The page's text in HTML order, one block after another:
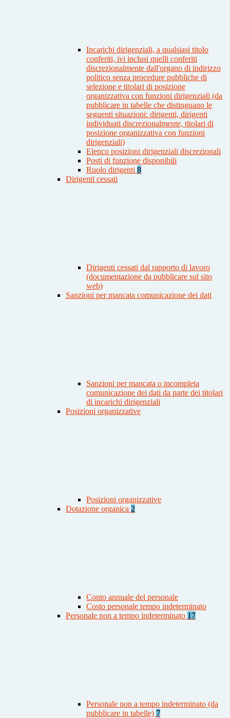
Incarichi dirigenziali, a qualsiasi titolo
conferiti, ivi inclusi quelli conferiti
discrezionalmente dall'organo di indirizzo
politico senza procedure pubbliche di
selezione e titolari di posizione
organizzativa con funzioni dirigenziali (da
pubblicare in tabelle che distinguano le
seguenti situazioni: dirigenti, dirigenti
individuati discrezionalmente, titolari di
posizione organizzativa con funzioni
dirigenziali)
Elenco posizioni dirigenziali discrezionali
Posti di funzione disponibili
Ruolo dirigenti 8
Dirigenti cessati
Dirigenti cessati dal rapporto di lavoro
(documentazione da pubblicare sul sito
web)
Sanzioni per mancata comunicazione dei dati
Sanzioni per mancata o incompleta
comunicazione dei dati da parte dei titolari
di incarichi dirigenziali
Posizioni organizzative
Posizioni organizzative
Dotazione organica 2
Conto annuale del personale
Costo personale tempo indeterminato
Personale non a tempo indeterminato 17
Personale non a tempo indeterminato (da
pubblicare in tabelle) 7